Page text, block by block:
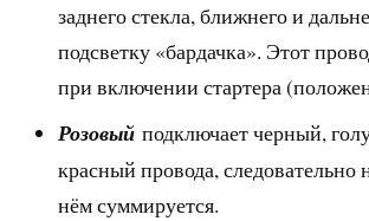
заднего стекла, ближнего и
подсветку «бардачка». Этот
при включении стартера
Розовыйподключает черный,
красный провода, следовательно
нём суммируется.